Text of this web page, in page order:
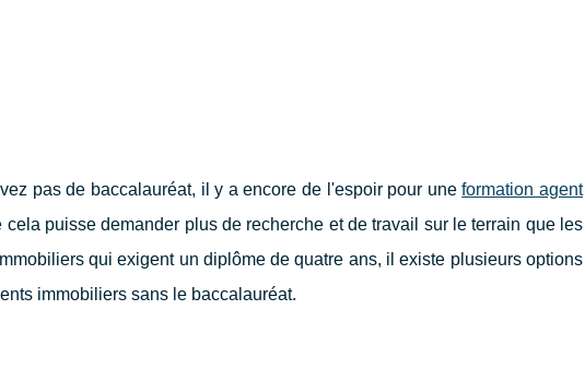
pas de baccalauréat, il y a encore de l'espoir pour uneformation agent
puisse demander plus de recherche et de travail sur le terrain que les
qui exigent un diplôme de quatre ans, il existe plusieurs options
immobiliers sans le baccalauréat.